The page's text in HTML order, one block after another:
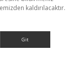
kaldırılacaktır.